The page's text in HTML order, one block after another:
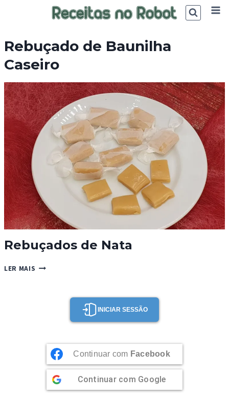
Rebuçado de Baunilha
Caseiro
Rebuçados de Nata
LER MAIS REBUÇADOS
INICIAR SESSÃO
Continuar com Facebook
Continuar com Google